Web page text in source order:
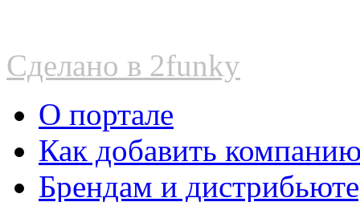
Сделано в 2funky
О портале
Как добавить
Брендам и